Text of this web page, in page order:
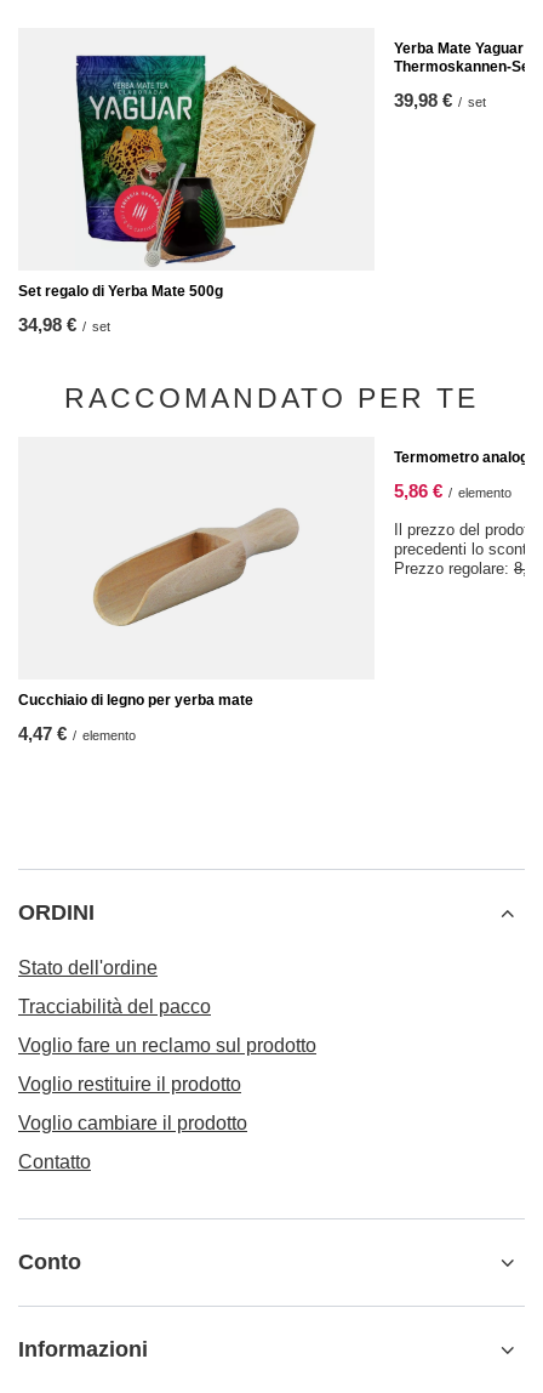
Set regalo di Yerba Mate 500g
34,98 € / set
Yerba Mate Yaguar
Thermoskannen-Set
39,98 € / set
RACCOMANDATO PER TE
Cucchiaio di legno per yerba mate
4,47 € / elemento
Termometro
5,86 € / elemento
Il prezzo del
precedenti lo
Prezzo regolare:
ORDINI
Stato dell'ordine
Tracciabilità del pacco
Voglio fare un reclamo sul prodotto
Voglio restituire il prodotto
Voglio cambiare il prodotto
Contatto
Conto
Informazioni